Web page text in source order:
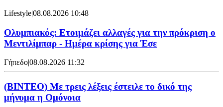
Lifestyle|08.08.2026 10:48
Ολυμπιακός: Ετοιμάζει αλλαγές για την πρόκριση ο
Μεντιλίμπαρ - Ημέρα κρίσης για Έσε
Γήπεδο|08.08.2026 11:32
(ΒΙΝΤΕΟ) Με τρεις λέξεις έστειλε το δικό της
μήνυμα η Ομόνοια